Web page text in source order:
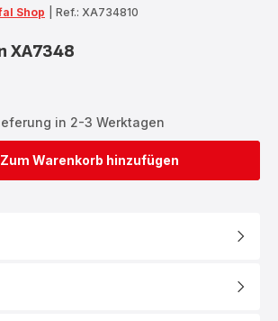
Shop Ref.: XA734810
XA7348
in 2-3 Werktagen
Zum Warenkorb hinzufügen